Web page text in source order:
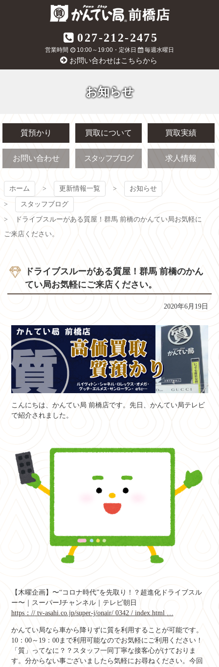
質屋かんてい局
前橋店
027-212-2475
営業時間 10:00～19:00・定休日 毎週水曜日
お問い合わせはこちらから
お知らせ
質預かり 買取について 買取実績
お問い合わせ スタッフブログ 求人情報
ホーム 更新情報一覧 お知らせ
スタッフブログ
ドライブスルーがある質屋！群馬 前橋のかんてい局お気軽に
ご来店ください。
ドライブスルーがある質屋！群馬 前橋のかん
てい局お気軽にご来店ください。
2020年6月19日
こんにちは、かんてい局 前橋店です。先日、かんてい局テレビ
で紹介されました。
【木曜企画】〜“コロナ時代”を先取り！？超進化ドライブスル
ー〜｜スーパーJチャンネル｜テレビ朝日
https：//tv-asahi.co.jp/super-j/onair/ 0342 / index.html …
かんてい局なら車から降りずに質を利用することが可能です。
10：00～19：00まで利用可能なのでお気軽にご利用ください！
「質」ってなに？？スタッフ一同丁寧な接客心がけておりま
す。分からない事ございましたら気軽にお尋ねください。今回